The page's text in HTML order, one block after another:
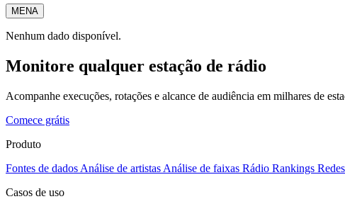
MENA
Nenhum dado disponível.
Monitore qualquer estação de rádio
Acompanhe execuções, rotações e alcance de audiência em milhares de
Comece grátis
Produto
Fontes de dados Análise de artistas Análise de faixas Rádio Rankings
Casos de uso